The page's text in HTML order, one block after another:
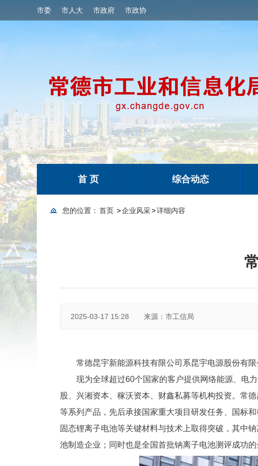
市委 市人大 市政府 市政协
首 页 综合动态
您的位置： 首页 >企业风采>详细内容
2025-03-17 15:28 来源：市工信局
常德昆宇新能源科技有限公司系昆宇电源股份有
现为全球超过60个国家的客户提供网络能源、电
股、兴湘资本、稼沃资本、财鑫私募等机构投资。常
等系列产品，先后承接国家重大项目研发任务、国标
固态锂离子电池等关键材料与技术上取得突破，其中
池制造企业；同时也是全国首批钠离子电池测评成功的